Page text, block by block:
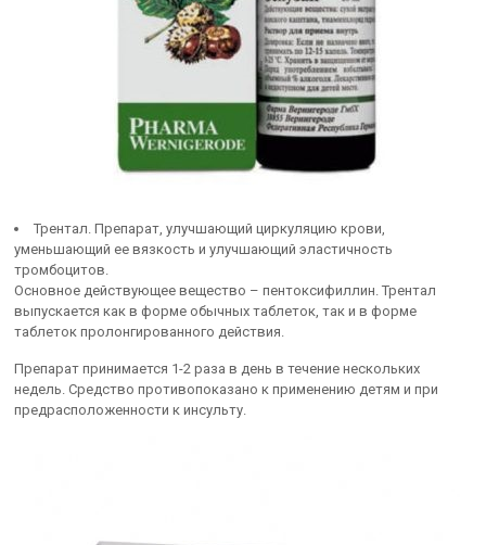
Трентал. Препарат, улучшающий циркуляцию крови,
уменьшающий ее вязкость и улучшающий эластичность
тромбоцитов.
Основное действующее вещество – пентоксифиллин. Трентал
выпускается как в форме обычных таблеток, так и в форме
таблеток пролонгированного действия.
Препарат принимается 1-2 раза в день в течение нескольких
недель. Средство противопоказано к применению детям и при
предрасположенности к инсульту.